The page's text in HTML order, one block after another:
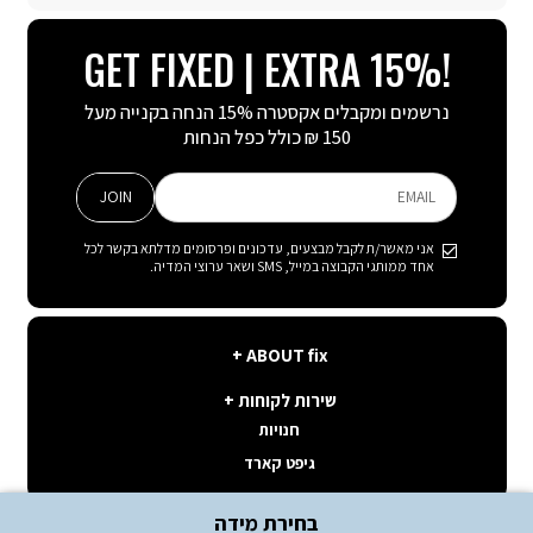
בחירת מידה
fix
ABOUT fix
קצת עלינו
תנאי שימוש באתר
קשרי משקיעים
דרושים במטה קיסריה
דרושים בחנויות
לקוחות
שירות לקוחות
פה בשבילך
איפה ההזמנה שלי
חנויות
גיפט קארד
GET FIXED | EXTRA 15%!
נרשמים ומקבלים אקסטרה 15% הנחה בקנייה מעל
150 ₪ כולל כפל הנחות
EMAIL
אני מאשר/ת לקבל מבצעים, עדכונים ופרסומים מדלתא בקשר לכל
אחד ממותגי הקבוצה במייל, SMS ושאר ערוצי המדיה.
JOIN